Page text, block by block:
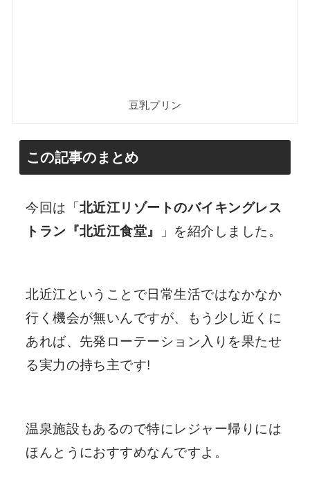
豆乳プリン
この記事のまとめ
今回は「北近江リゾートのバイキングレス
トラン『北近江食堂』
」を紹介しました。
北近江ということで日常生活ではなかなか
行く機会が無いんですが、もう少し近くに
あれば、先発ローテーション入りを果たせ
る実力の持ち主です!
温泉施設もあるので特にレジャー帰りには
ほんとうにおすすめなんですよ。